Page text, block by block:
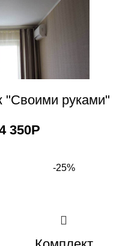
"Своими руками"
350Р
-25%